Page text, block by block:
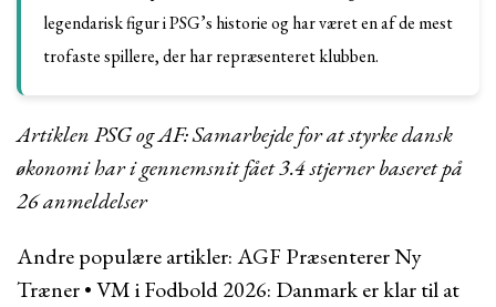
legendarisk figur i PSG’s historie og har været en af ​​de mest
trofaste spillere, der har repræsenteret klubben.
Artiklen PSG og AF: Samarbejde for at styrke dansk
økonomi har i gennemsnit fået3.4stjerner baseret på
26anmeldelser
Andre populære artikler:AGF Præsenterer Ny
Træner•VM i Fodbold 2026: Danmark er klar til at